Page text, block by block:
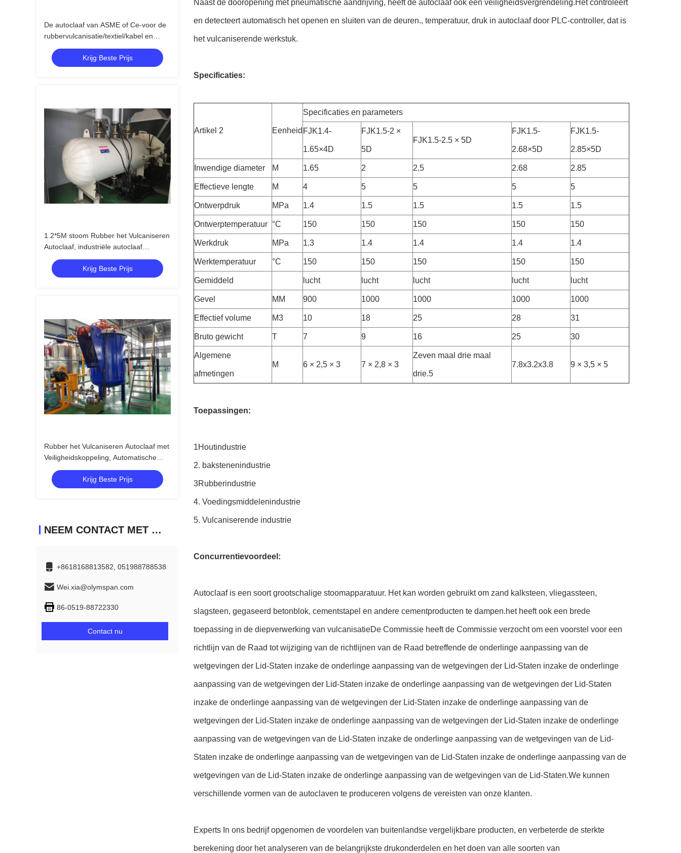
De autoclaaf van ASME of Ce-voor de
rubbervulcanisatie/textiel/kabel en
chemieindustrieën
Krijg Beste Prijs
1.2*5M stoom Rubber het Vulcaniseren
Autoclaaf, industriële autoclaaf
hydraulische druk
Krijg Beste Prijs
Rubber het Vulcaniseren Autoclaaf met
Veiligheidskoppeling, Automatische
Controledruk Op hoge temperatuur en
Lage
Krijg Beste Prijs
NEEM CONTACT MET ONS OP
+8618168813582, 051988788538
Wei.xia@olymspan.com
86-0519-88722330
Contact nu
Naast de dooropening met pneumatische aandrijving, heeft de autoclaaf ook een veiligheidsvergrendeling.Het controleert
en detecteert automatisch het openen en sluiten van de deuren., temperatuur, druk in autoclaaf door PLC-controller, dat is
het vulcaniserende werkstuk.
Specificaties:
Artikel 2 Eenheid
Specificaties en parameters
FJK1.4-
1.65×4D
FJK1.5-2 ×
5D
FJK1.5-2.5 × 5D
FJK1.5-
2.68×5D
FJK1.5-
2.85×5D
Inwendige diameter M 1.65 2 2.5 2.68 2.85
Effectieve lengte M 4 5 5 5 5
Ontwerpdruk MPa 1.4 1.5 1.5 1.5 1.5
Ontwerptemperatuur °C 150 150 150 150 150
Werkdruk MPa 1.3 1.4 1.4 1.4 1.4
Werktemperatuur °C 150 150 150 150 150
Gemiddeld lucht lucht lucht lucht lucht
Gevel MM 900 1000 1000 1000 1000
Effectief volume M3 10 18 25 28 31
Bruto gewicht T 7 9 16 25 30
Algemene
afmetingen
M 6 × 2,5 × 3 7 × 2,8 × 3
Zeven maal drie maal
drie.5
7.8x3.2x3.8 9 × 3,5 × 5
Toepassingen:
1Houtindustrie
2. bakstenenindustrie
3Rubberindustrie
4. Voedingsmiddelenindustrie
5. Vulcaniserende industrie
Concurrentievoordeel:
Autoclaaf is een soort grootschalige stoomapparatuur. Het kan worden gebruikt om zand kalksteen, vliegassteen,
slagsteen, gegaseerd betonblok, cementstapel en andere cementproducten te dampen.het heeft ook een brede
toepassing in de diepverwerking van vulcanisatieDe Commissie heeft de Commissie verzocht om een voorstel voor een
richtlijn van de Raad tot wijziging van de richtlijnen van de Raad betreffende de onderlinge aanpassing van de
wetgevingen der Lid-Staten inzake de onderlinge aanpassing van de wetgevingen der Lid-Staten inzake de onderlinge
aanpassing van de wetgevingen der Lid-Staten inzake de onderlinge aanpassing van de wetgevingen der Lid-Staten
inzake de onderlinge aanpassing van de wetgevingen der Lid-Staten inzake de onderlinge aanpassing van de
wetgevingen der Lid-Staten inzake de onderlinge aanpassing van de wetgevingen der Lid-Staten inzake de onderlinge
aanpassing van de wetgevingen van de Lid-Staten inzake de onderlinge aanpassing van de wetgevingen van de Lid-
Staten inzake de onderlinge aanpassing van de wetgevingen van de Lid-Staten inzake de onderlinge aanpassing van de
wetgevingen van de Lid-Staten inzake de onderlinge aanpassing van de wetgevingen van de Lid-Staten.We kunnen
verschillende vormen van de autoclaven te produceren volgens de vereisten van onze klanten.
Experts In ons bedrijf opgenomen de voordelen van buitenlandse vergelijkbare producten, en verbeterde de sterkte
berekening door het analyseren van de belangrijkste drukonderdelen en het doen van alle soorten van